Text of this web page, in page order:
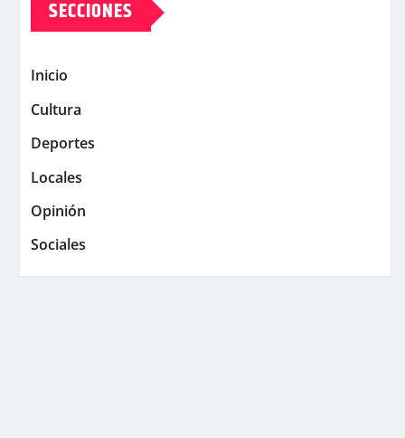
SECCIONES
Inicio
Cultura
Deportes
Locales
Opinión
Sociales